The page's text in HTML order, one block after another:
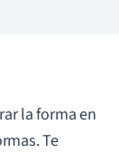
la forma en
Te